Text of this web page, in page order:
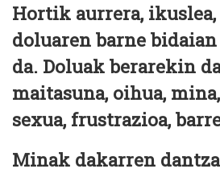
Hortik aurrera,
doluaren barne
da. Doluak berarekin
maitasuna, oihua,
sexua, frustrazioa,
Minak dakarren